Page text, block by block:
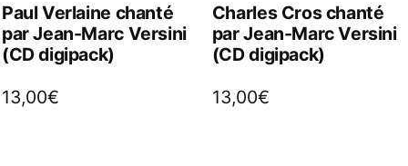
Paul Verlaine chanté
par Jean-Marc Versini
(CD digipack)
13,00€
Charles Cros chanté
par Jean-Marc Versini
(CD digipack)
13,00€